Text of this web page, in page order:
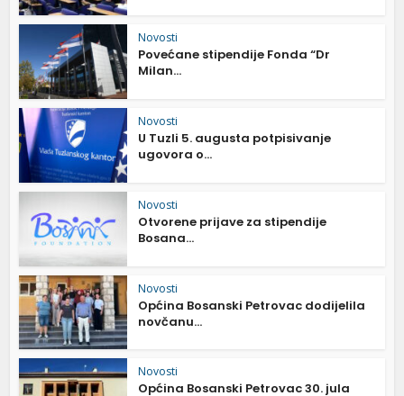
Novosti
Povećane stipendije Fonda “Dr
Milan...
Novosti
U Tuzli 5. augusta potpisivanje
ugovora o...
Novosti
Otvorene prijave za stipendije
Bosana...
Novosti
Općina Bosanski Petrovac dodijelila
novčanu...
Novosti
Općina Bosanski Petrovac 30. jula